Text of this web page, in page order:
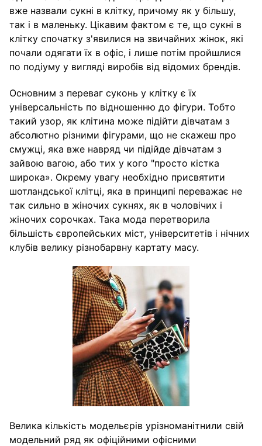
вже назвали сукні в клітку, причому як у більшу,
так і в маленьку. Цікавим фактом є те, що сукні в
клітку спочатку з'явилися на звичайних жінок, які
почали одягати їх в офіс, і лише потім пройшлися
по подіуму у вигляді виробів від відомих брендів.
Основним з переваг суконь у клітку є їх
універсальність по відношенню до фігури. Тобто
такий узор, як клітина може підійти дівчатам з
абсолютно різними фігурами, що не скажеш про
смужці, яка вже навряд чи підійде дівчатам з
зайвою вагою, або тих у кого "просто кістка
широка». Окрему увагу необхідно присвятити
шотландської клітці, яка в принципі переважає не
так сильно в жіночих сукнях, як в чоловічих і
жіночих сорочках. Така мода перетворила
більшість європейських міст, університетів і нічних
клубів велику різнобарвну картату масу.
Велика кількість модельєрів урізноманітнили свій
модельний ряд як офіційними офісними